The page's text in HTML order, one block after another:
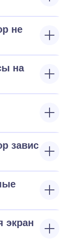
не
на
завис
экран